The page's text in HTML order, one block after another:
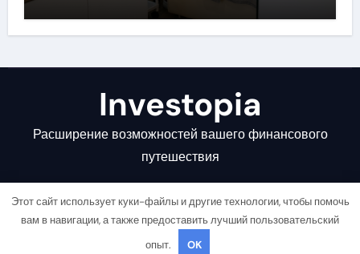
наращивания ресниц и
депиляции
Investopia
Расширение возможностей вашего финансового
путешествия
Copyright © All rights reserved |
Этот сайт использует куки-файлы и другие технологии, чтобы помочь
вам в навигации, а также предоставить лучший пользовательский
опыт.
OK